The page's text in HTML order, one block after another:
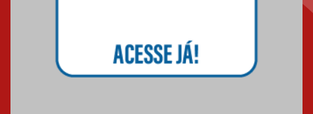
Brasília conquistam medalhas
em importantes competições
de Matemática
04.10.2024